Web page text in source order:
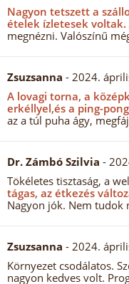
Nagyon tetszett a
ételek ízletesek voltak.
megnézni. Valószínű
Zsuzsanna - 2024.
A lovagi torna, a
erkéllyel,és a ping-
az a túl puha ágy,
Dr. Zámbó Szilvia -
Tökéletes tisztaság, a
tágas, az étkezés
Nagyon jók. Nem
Zsuzsanna - 2024.
Környezet csodálatos.
nagyon kedves volt.